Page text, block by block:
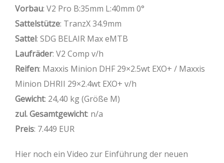
Vorbau: V2 Pro B:35mm L:40mm 0°
Sattelstütze: TranzX 34.9mm
Sattel: SDG BELAIR Max eMTB
Laufräder: V2 Comp v/h
Reifen: Maxxis Minion DHF 29×2.5wt EXO+ / Maxxis
Minion DHRII 29×2.4wt EXO+ v/h
Gewicht: 24,40 kg (Größe M)
zul. Gesamtgewicht: n/a
Preis: 7.449 EUR
Hier noch ein Video zur Einführung der neuen